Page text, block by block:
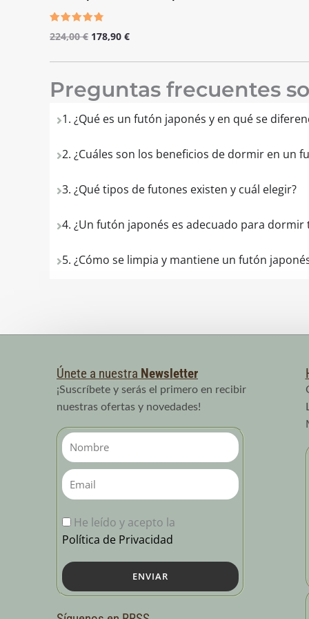
con
224,00€ 178,90 €
Preguntas frecuentes
1. ¿Qué es un futón japonés y en qué se
2. ¿Cuáles son los beneficios de dormir en un
3. ¿Qué tipos de futones existen y cuál elegir?
4. ¿Un futón japonés es adecuado para dormir
5. ¿Cómo se limpia y mantiene un futón
Únete a nuestra Newsletter
¡Suscríbete y serás el primero en recibir
nuestras ofertas y novedades!
Nombre
Email
He leído y acepto la
Política de Privacidad
ENVIAR